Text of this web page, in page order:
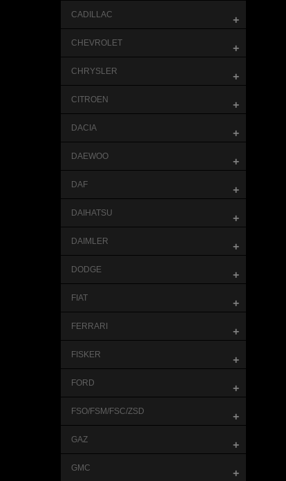
CADILLAC +
CHEVROLET +
CHRYSLER +
CITROEN +
DACIA +
DAEWOO +
DAF +
DAIHATSU +
DAIMLER +
DODGE +
FIAT +
FERRARI +
FISKER +
FORD +
FSO/FSM/FSC/ZSD +
GAZ +
GMC +